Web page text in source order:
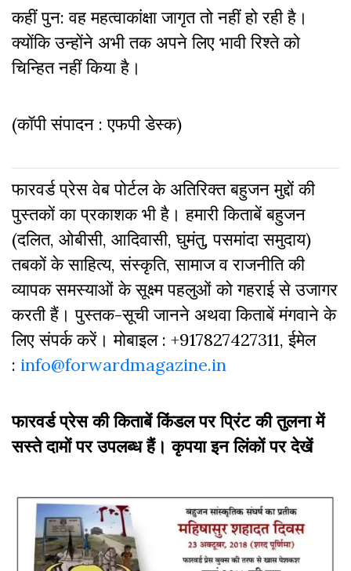
कहीं पुन: वह महत्वाकांक्षा जागृत तो नहीं हो रही है।
क्योंकि उन्होंने अभी तक अपने लिए भावी रिश्ते को
चिन्हित नहीं किया है।
(कॉपी संपादन : एफपी डेस्क)
फारवर्ड प्रेस वेब पोर्टल के अतिरिक्‍त बहुजन मुद्दों की
पुस्‍तकों का प्रकाशक भी है। हमारी किताबें बहुजन
(दलित, ओबीसी, आदिवासी, घुमंतु, पसमांदा समुदाय)
तबकों के साहित्‍य, संस्कृति, सामाज व राजनीति की
व्‍यापक समस्‍याओं के सूक्ष्म पहलुओं को गहराई से उजागर
करती हैं। पुस्तक-सूची जानने अथवा किताबें मंगवाने के
लिए संपर्क करें। मोबाइल : +917827427311, ईमेल
: info@forwardmagazine.in
फारवर्ड प्रेस की किताबें किंडल पर प्रिंट की तुलना में
सस्ते दामों पर उपलब्ध हैं। कृपया इन लिंकों पर देखें